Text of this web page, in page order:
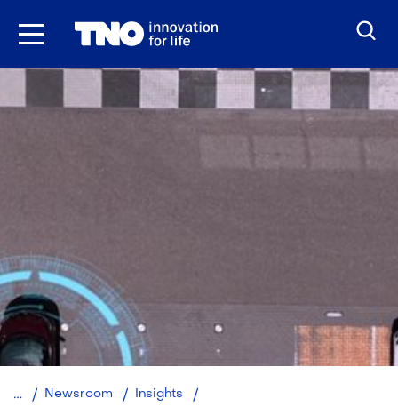
Ga
Newsroom Insights